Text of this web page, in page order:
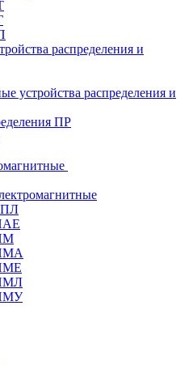
распределения и
устройства распределения и
ПР